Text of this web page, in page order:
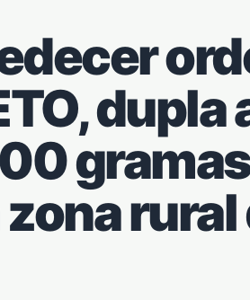
dupla
rural